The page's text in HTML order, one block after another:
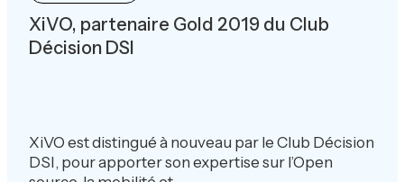
XiVO, partenaire Gold 2019 du Club
Décision DSI
XiVO est distingué à nouveau par le Club Décision
DSI, pour apporter son expertise sur l’Open